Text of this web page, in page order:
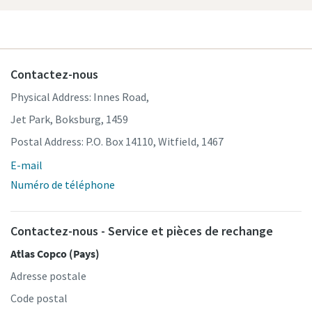
Contactez-nous
Physical Address: Innes Road,
Jet Park, Boksburg, 1459
Postal Address: P.O. Box 14110, Witfield, 1467
E-mail
Numéro de téléphone
Contactez-nous - Service et pièces de rechange
Atlas Copco (Pays)
Adresse postale
Code postal